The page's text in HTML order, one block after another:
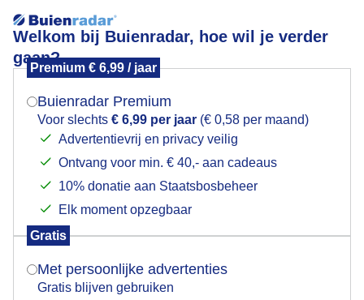
Welkom bij Buienradar, hoe wil je verder
gaan?
Premium € 6,99 / jaar
Buienradar Premium
Voor slechts € 6,99 per jaar (€ 0,58 per maand)
Advertentievrij en privacy veilig
Ontvang voor min. € 40,- aan cadeaus
10% donatie aan Staatsbosbeheer
Elk moment opzegbaar
Gratis
Met persoonlijke advertenties
Gratis blijven gebruiken
camper
Populaire categorieën
Mogen we je locatie gebruiken voor het
Indien je hier nog geen akkoord op hebt gegeven,
verschijnt er zo een pop-up uit je browser waarin
Is goed, toon de popup